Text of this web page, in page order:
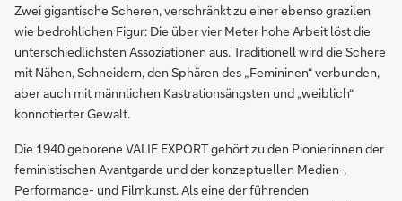
Zwei gigantische Scheren, verschränkt zu einer ebenso grazilen
wie bedrohlichen Figur: Die über vier Meter hohe Arbeit löst die
unterschiedlichsten Assoziationen aus. Traditionell wird die Schere
mit Nähen, Schneidern, den Sphären des „Femininen“ verbunden,
aber auch mit männlichen Kastrationsängsten und „weiblich“
konnotierter Gewalt.
Die 1940 geborene VALIE EXPORT gehört zu den Pionierinnen der
feministischen Avantgarde und der konzeptuellen Medien-,
Performance- und Filmkunst. Als eine der führenden